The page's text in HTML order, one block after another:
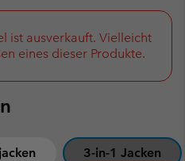
ist ausverkauft. Vielleicht
eines dieser Produkte.
3-in-1 Jacken